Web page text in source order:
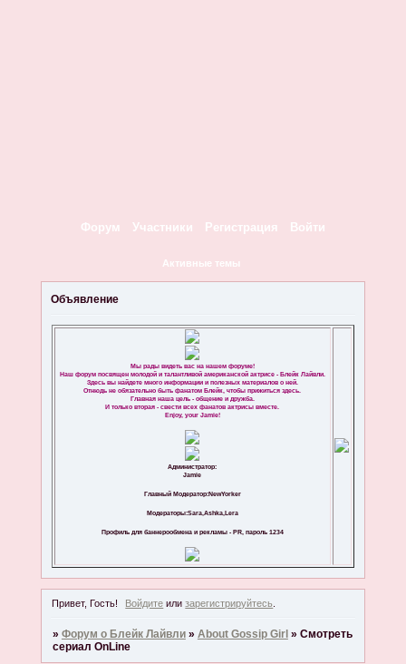
Форум Участники Регистрация Войти
Активные темы
Объявление
Мы рады видеть вас на нашем форуме!
Наш форум посвящен молодой и талантливой американской актрисе - Блейк Лайвли.
Здесь вы найдете много информации и полезных материалов о ней.
Отнюдь не обязательно быть фанатом Блейк, чтобы прижиться здесь.
Главная наша цель - общение и дружба.
И только вторая - свести всех фанатов актрисы вместе.
Enjoy, your Jamie!
Администратор:
Jamie
Главный Модератор:NewYorker
Модераторы:Sara,Ashka,Lera
Профиль для баннерообмена и рекламы - PR, пароль 1234
Привет, Гость! Войдите илизарегистрируйтесь
» Форум о Блейк Лайвли » About Gossip Girl » Смотреть
сериал OnLine